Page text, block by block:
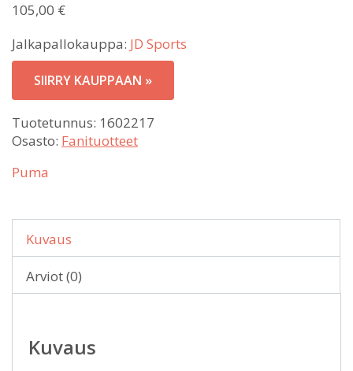
105,00 €
Jalkapallokauppa: JD Sports
SIIRRY KAUPPAAN »
Tuotetunnus: 1602217
Osasto: Fanituotteet
Puma
Kuvaus
Arviot (0)
Kuvaus